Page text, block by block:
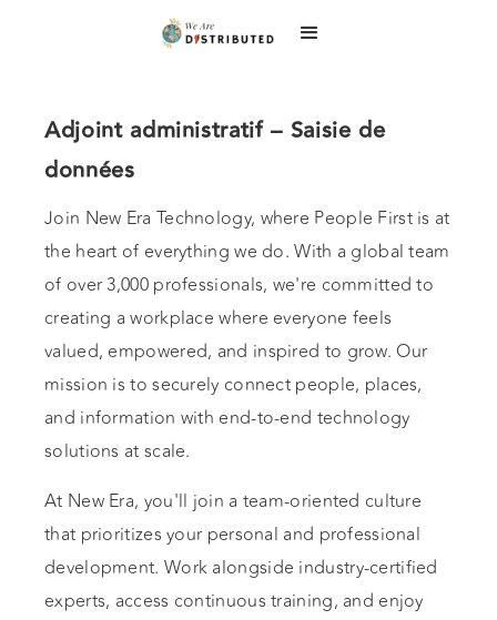
Adjoint administratif – Saisie de
données
Join New Era Technology, where People First is at
the heart of everything we do. With a global team
of over 3,000 professionals, we're committed to
creating a workplace where everyone feels
valued, empowered, and inspired to grow. Our
mission is to securely connect people, places,
and information with end-to-end technology
solutions at scale.
At New Era, you'll join a team-oriented culture
that prioritizes your personal and professional
development. Work alongside industry-certified
experts, access continuous training, and enjoy